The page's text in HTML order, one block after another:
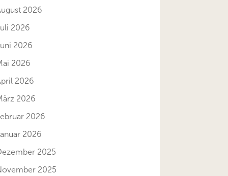
2026
2026
2026
2026
2026
2026
2026
2026
2025
2025